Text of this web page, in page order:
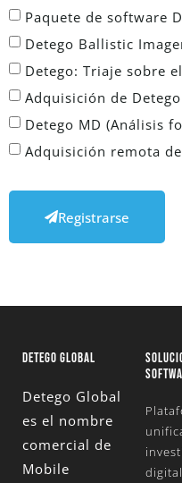
Paquete de software
Detego Ballistic
Detego: Triaje sobre
Adquisición de
Detego MD (Análisis
Adquisición remota
Registrarse
DETEGO GLOBAL
Detego Global
es el nombre
comercial de
Mobile